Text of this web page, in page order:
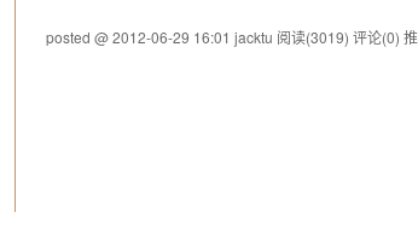
posted @ 2012-06-29 16:01 jacktu 阅读(3019) 评论(0)